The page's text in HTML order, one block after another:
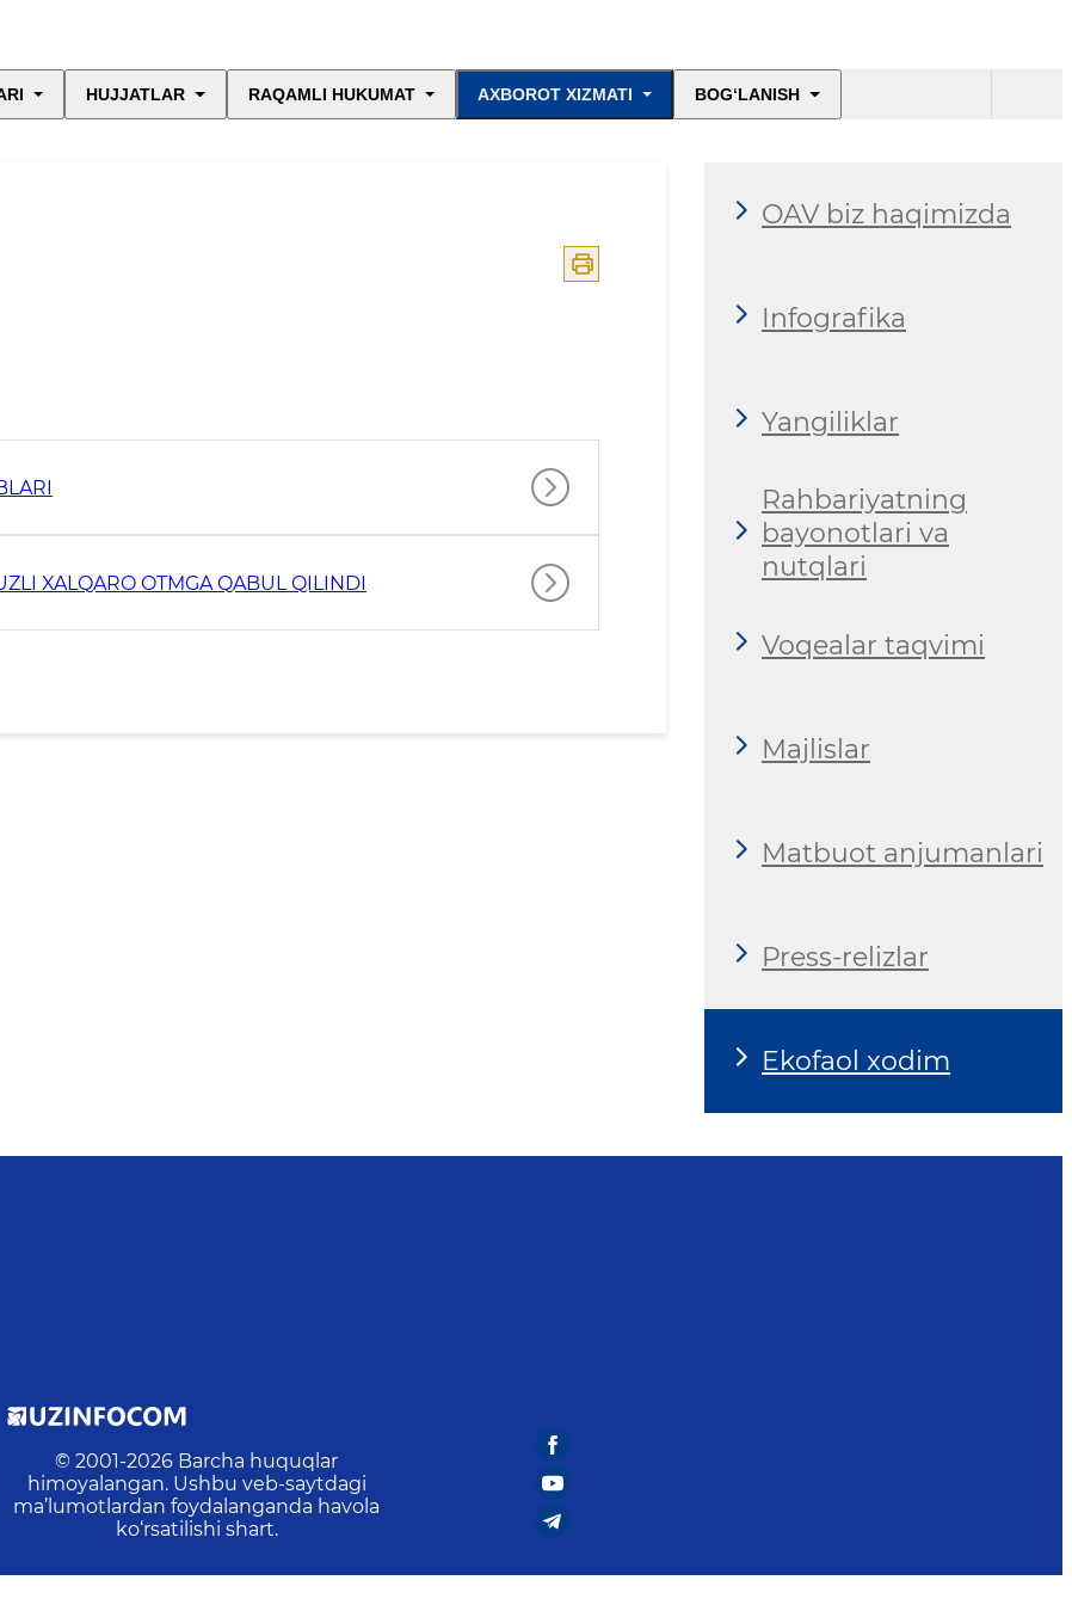
HUJJATLAR RAQAMLI HUKUMAT AXBOROT XIZMATI BOG‘LANISH
XALQARO OTMGA QABUL QILINDI
OAV biz haqimizda
Infografika
Yangiliklar
Rahbariyatning
bayonotlari va
nutqlari
Voqealar taqvimi
Majlislar
Matbuot anjumanlari
Press-relizlar
Ekofaol xodim
© 2001-2026 Barcha huquqlar
himoyalangan. Ushbu veb-saytdagi
ma’lumotlardan foydalanganda havola
ko‘rsatilishi shart.